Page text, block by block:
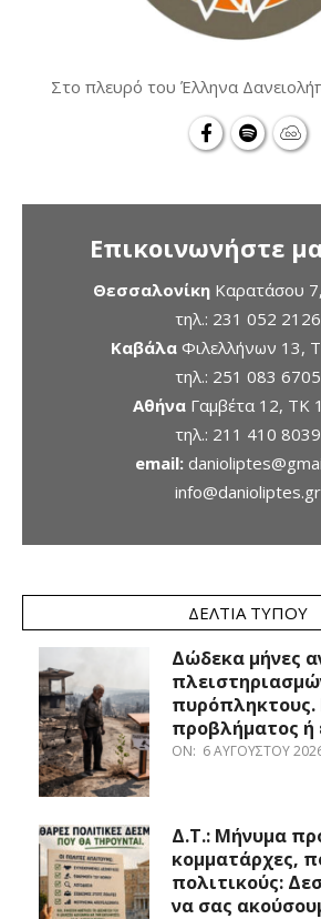
Στο πλευρό του Έλληνα
Επικοινωνήστε
ΘεσσαλονίκηΚαρατάσου
τηλ.: 231 052 2126
ΚαβάλαΦιλελλήνων 13,
τηλ.: 251 083 6705
ΑθήναΓαμβέτα 12, ΤΚ
τηλ.: 211 410 8039
email:
info@danioliptes.gr
ΔΕΛΤΊΑ ΤΎΠΟΥ
Δώδεκα μήνες
προβλήματος ή
ON: 6 ΑΥΓΟΎΣΤΟΥ
Δ.Τ.: Μήνυμα
κομματάρχες,
πολιτικούς:
να σας